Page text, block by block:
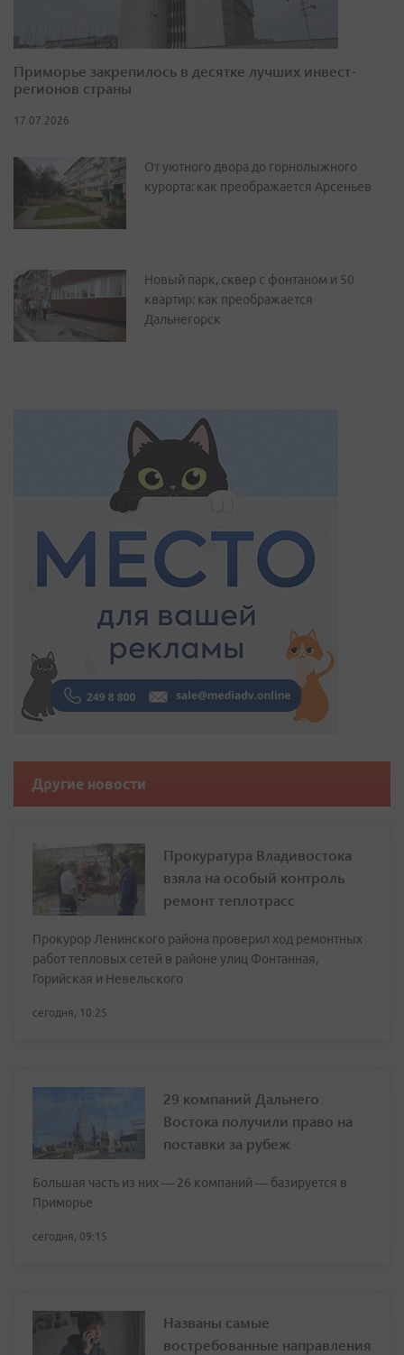
Приморье закрепилось в десятке лучших инвест-
регионов страны
17.07.2026
От уютного двора до горнолыжного
курорта: как преображается Арсеньев
Новый парк, сквер с фонтаном и 50
квартир: как преображается
Дальнегорск
Другие новости
Прокуратура Владивостока
взяла на особый контроль
ремонт теплотрасс
Прокурор Ленинского района проверил ход ремонтных
работ тепловых сетей в районе улиц Фонтанная,
Горийская и Невельского
сегодня, 10:25
29 компаний Дальнего
Востока получили право на
поставки за рубеж
Большая часть из них — 26 компаний — базируется в
Приморье
сегодня, 09:15
Названы самые
востребованные направления